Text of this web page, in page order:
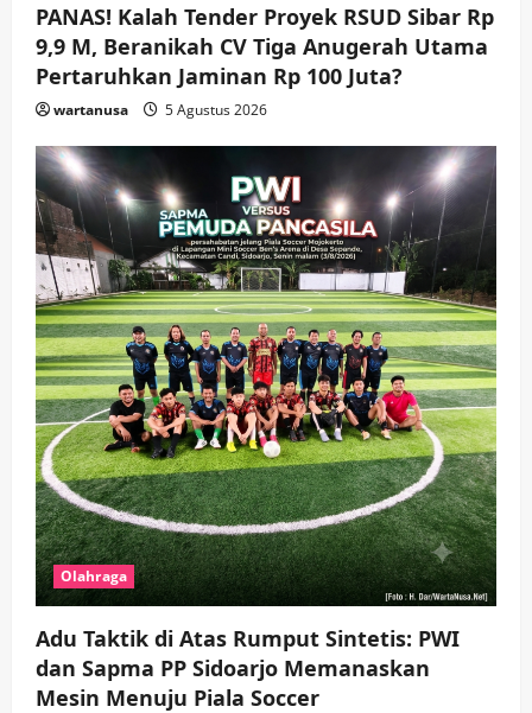
5
Keagamaan Pemerintahan
Hadir di Pengajian Qurrota A’yun,
Wabup Sidoarjo Minta Doa Jamaah
Agar Tetap Amanah Memimpin
wartanusa 4 Agustus 2026
PANAS! Kalah Tender Proyek RSUD Sibar Rp
9,9 M, Beranikah CV Tiga Anugerah Utama
Pertaruhkan Jaminan Rp 100 Juta?
wartanusa 5 Agustus 2026
Olahraga
Adu Taktik di Atas Rumput Sintetis: PWI
dan Sapma PP Sidoarjo Memanaskan
Mesin Menuju Piala Soccer